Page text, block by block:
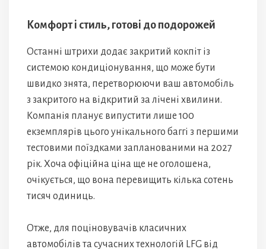
Комфорт і стиль, готові до подорожей
Останні штрихи додає закритий кокпіт із
системою кондиціонування, що може бути
швидко знята, перетворюючи ваш автомобіль
з закритого на відкритий за лічені хвилини.
Компанія планує випустити лише 100
екземплярів цього унікального баггі з першими
тестовими поїздками запланованими на 2027
рік. Хоча офіційна ціна ще не оголошена,
очікується, що вона перевищить кілька сотень
тисяч одиниць.
Отже, для поціновувачів класичних
автомобілів та сучасних технологій LFG від